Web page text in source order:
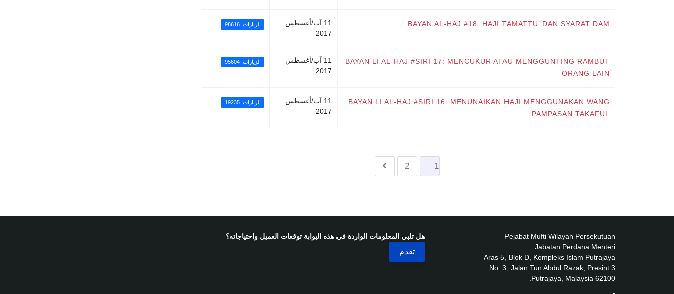
BAYAN AL-HAJ #18: HAJI TAMATTU’ DAN SYARAT DAM
11 آب/أغسطس
2017
الزيارات: 98616
BAYAN LI AL-HAJ #SIRI 17: MENCUKUR ATAU MENGGUNTING RAMBUT
ORANG LAIN
11 آب/أغسطس
2017
الزيارات: 95604
BAYAN LI AL-HAJ #SIRI 16: MENUNAIKAN HAJI MENGGUNAKAN WANG
PAMPASAN TAKAFUL
11 آب/أغسطس
2017
الزيارات: 19235
1
2
Pejabat Mufti Wilayah Persekutuan
Jabatan Perdana Menteri
Aras 5, Blok D, Kompleks Islam Putrajaya
No. 3, Jalan Tun Abdul Razak, Presint 3
62100 Putrajaya, Malaysia.
هل تلبي المعلومات الواردة في هذه البوابة توقعات العميل واحتياجاته؟